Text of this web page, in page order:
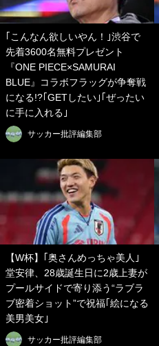
｢こんなん欲しいやん！｣渋谷で
先着3600名無料プレゼント
『ONE PIECE×SAMURAI
BLUE』コラボフラッグが争奪戦
になる!?｢GETしたい｣｢ぜったい
に手に入れる｣
サッカー批評編集部
【W杯】｢奥さんめっちゃ美人｣
堂安律、28歳誕生日に2歳上妻が
プールサイドで寄り添う“ラブラ
ブ密着ショット”で祝福｢絵になる
美男美女｣
サッカー批評編集部